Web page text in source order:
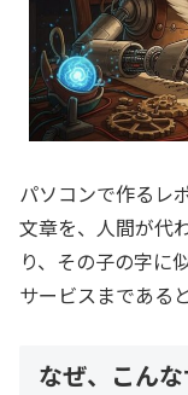
パソコンで作るレ
文章を、人間が代
り、その子の字に
サービスまである
なぜ、こん